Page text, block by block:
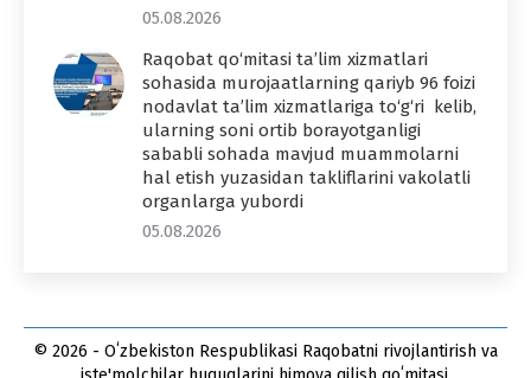
05.08.2026
Raqobat qo‘mitasi ta’lim xizmatlari
sohasida murojaatlarning qariyb 96 foizi
nodavlat ta’lim xizmatlariga to‘g‘ri kelib,
ularning soni ortib borayotganligi
sababli sohada mavjud muammolarni
hal etish yuzasidan takliflarini vakolatli
organlarga yubordi
05.08.2026
© 2026 - Oʻzbekiston Respublikasi Raqobatni rivojlantirish va